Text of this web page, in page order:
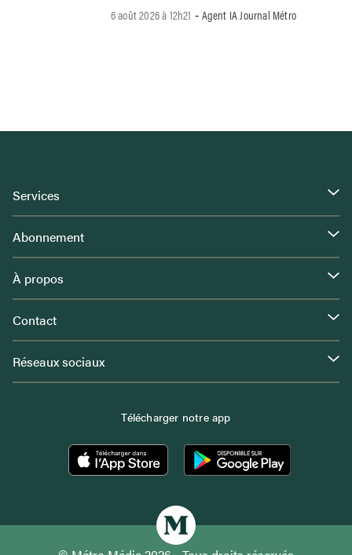
6 août 2026 à 12h21 - Agent IA Journal Métro
Services
Abonnement
À propos
Contact
Réseaux sociaux
Télécharger notre app